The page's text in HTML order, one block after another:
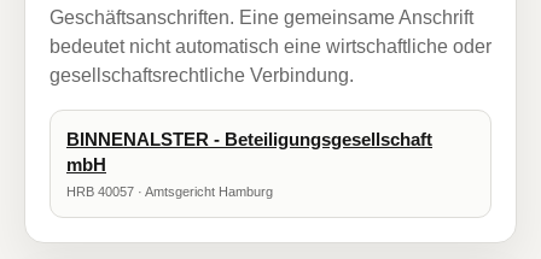
Geschäftsanschriften. Eine gemeinsame Anschrift
bedeutet nicht automatisch eine wirtschaftliche oder
gesellschaftsrechtliche Verbindung.
BINNENALSTER - Beteiligungsgesellschaft
mbH
HRB 40057 · Amtsgericht Hamburg